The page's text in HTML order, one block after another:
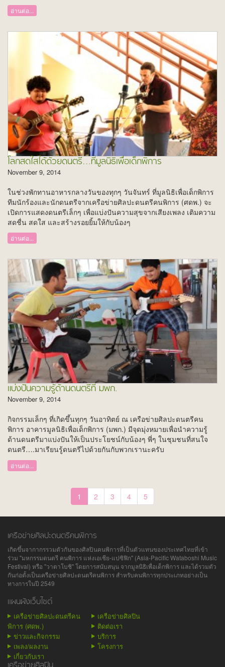
อ่านต่อ...
โลกสดใสได้ด้วยดนตรี…ที่มูลนิธิเพื่อเด็กพิการ
November 9, 2014
ในช่วงพักทานอาหารกลางวันของทุกๆ วันจันทร์ ที่มูลนิธิเพื่อเด็กพิการ
ทีมนักร้องและนักดนตรีจากเครือข่ายศิลปะดนตรีคนพิการ (ศดพ.) จะ
เปิดการแสดงดนตรีเล็กๆ เพื่อแบ่งปันความสุขจากเสียงเพลง เติมความ
สดชื่น สดใส และสร้างรอยยิ้มให้กับน้องๆ
อ่านต่อ...
แบ่งปันความรู้ด้านดนตรีที่ มพก.
November 9, 2014
กิจกรรมเล็กๆ ที่เกิดขึ้นทุกๆ วันอาทิตย์ ณ เครือข่ายศิลปะดนตรีคน
พิการ อาคารมูลนิธิเพื่อเด็กพิการ (มพก.) มีจุดมุ่งหมายเพื่อนำความรู้
ด้านดนตรีมาแบ่งปันให้เป็นประโยชน์กับน้องๆ พี่ๆ ในชุมชนที่สนใจ
ดนตรี….มาเรียนรู้ดนตรีไปด้วยกันกับพวกเรานะครับ
อ่านต่อ...
1 2 3 4 5
เครือข่ายศิลปะดนตรีคนพิการ
เกิดขึ้นจากากรรวมตัวกันของศิลปินคนพิการที่เป็นตัวแทนของประเทศไทยที่เข้า
ร่วม "มหกรรมดนตรี คนพิการ แห่งเอเชีย-แปซิฟิก" (Asia-Pacific Wataboshi Music
Festival) หรือ "วาตาโบชิ" โดยการสนับสนุน จากมูลนิธิเพื่อเด็กพิการ และได้รวมตัว
กันก่อตั้งเป็นเครือข่ายศิลปะดนตรีคนพิการ สำหรับคนพิการทุกประเภทอย่างเป็น
ทางการในปี 2549
แผนผังเว็บไซต์
เครือข่ายศิลปะดนตรีคน
พิการ (ศดพ.)
เครือข่ายศิลปิน
ติดต่อเรา
ข่าวและกิจกรรม
บริการ
เพลง/ผลงาน
โครงการ
เกี่ยวกับเรา